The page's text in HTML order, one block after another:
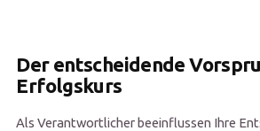
Der entscheidende
Erfolgskurs
Als Verantwortlicher beeinflussen Ihre